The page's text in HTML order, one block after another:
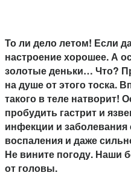
То ли дело летом! Если
настроение хорошее. А
золотые деньки… Что?
на душе от этого тоска.
такого в теле натворит!
пробудить гастрит и
инфекции и
воспаления и даже
Не вините погоду. Наши
от головы.